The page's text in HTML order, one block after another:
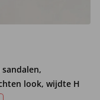
sandalen,
look, wijdte H